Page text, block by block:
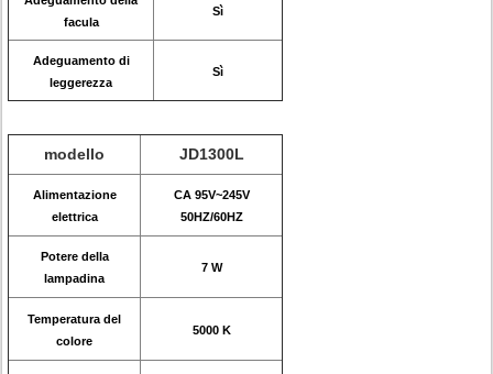
facula
Sì
Adeguamento di
leggerezza
Sì
modello JD1300L
Alimentazione
elettrica
CA 95V~245V
50HZ/60HZ
Potere della
lampadina
7 W
Temperatura del
colore
5000 K